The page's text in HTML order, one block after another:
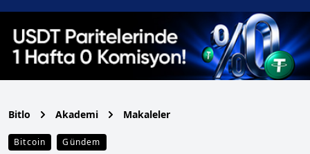
Bitlo Akademi Makaleler
Bitcoin Gündem